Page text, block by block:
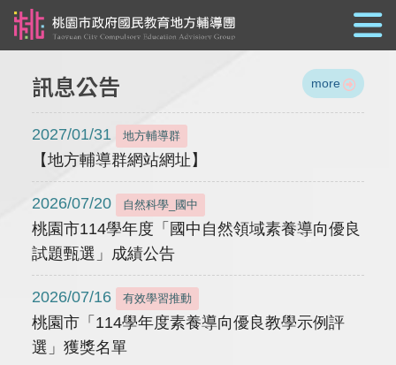
訊息公告 more
2027/01/31 地方輔導群
【地方輔導群網站網址】
2026/07/20 自然科學_國中
桃園市114學年度「國中自然領域素養導向優良
試題甄選」成績公告
2026/07/16 有效學習推動
桃園市「114學年度素養導向優良教學示例評
選」獲獎名單